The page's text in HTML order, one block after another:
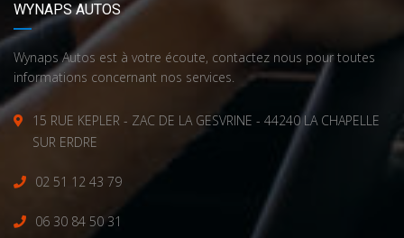
WYNAPS AUTOS
Wynaps Autos est à votre écoute, contactez nous pour toutes
informations concernant nos services.
15 RUE KEPLER - ZAC DE LA GESVRINE - 44240 LA CHAPELLE
SUR ERDRE
02 51 12 43 79
06 30 84 50 31